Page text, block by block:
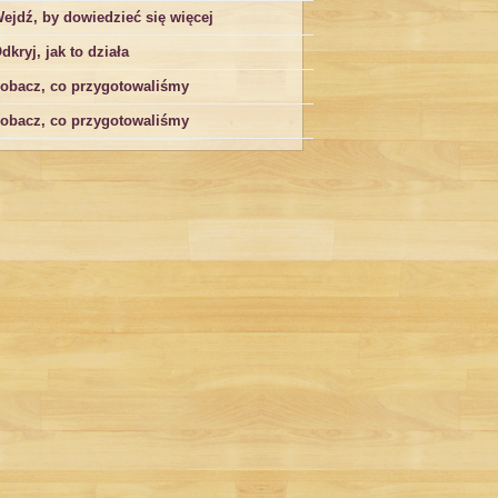
by dowiedzieć się więcej
jak to działa
co przygotowaliśmy
co przygotowaliśmy